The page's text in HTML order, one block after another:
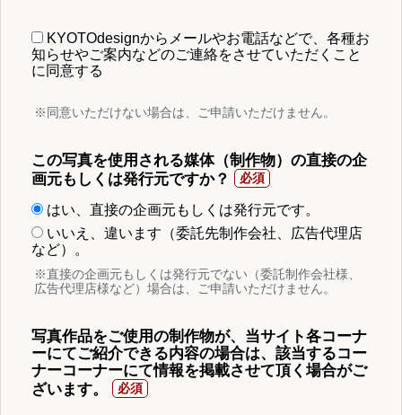
KYOTOdesignからメールやお電話などで、各種お
知らせやご案内などのご連絡をさせていただくこと
に同意する
※同意いただけない場合は、ご申請いただけません。
この写真を使用される媒体（制作物）の直接の企
画元もしくは発行元ですか？
はい、直接の企画元もしくは発行元です。
いいえ、違います（委託先制作会社、広告代理店
など）。
※直接の企画元もしくは発行元でない（委託制作会社様、
広告代理店様など）場合は、ご申請いただけません。
写真作品をご使用の制作物が、当サイト各コーナ
ーにてご紹介できる内容の場合は、該当するコー
ナーコーナーにて情報を掲載させて頂く場合がご
ざいます。